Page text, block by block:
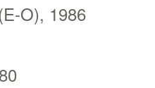
O), 1986